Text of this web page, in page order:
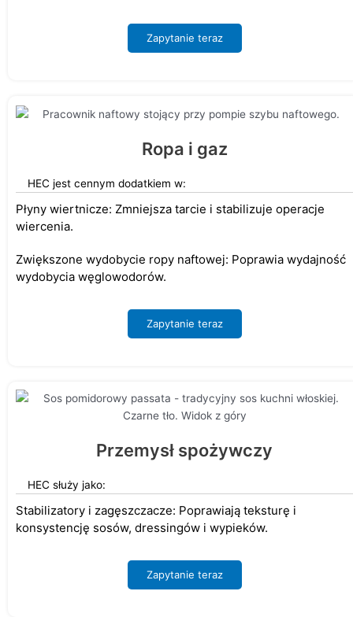
Zapytanie teraz
Ropa i gaz
HEC jest cennym dodatkiem w:
Płyny wiertnicze: Zmniejsza tarcie i stabilizuje operacje
wiercenia.
Zwiększone wydobycie ropy naftowej: Poprawia wydajność
wydobycia węglowodorów.
Zapytanie teraz
Przemysł spożywczy
HEC służy jako:
Stabilizatory i zagęszczacze: Poprawiają teksturę i
konsystencję sosów, dressingów i wypieków.
Zapytanie teraz